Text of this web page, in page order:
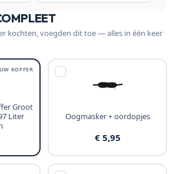
kochten, voegden dit toe — alles in één keer
KOFFER
Groot
Liter
Oogmasker + oordopjes
€ 5,95